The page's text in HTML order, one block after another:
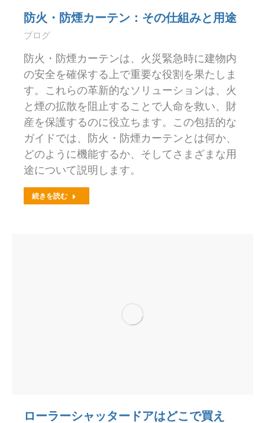
防火・防煙カーテン：その仕組みと用途
ブログ
防火・防煙カーテンは、火災緊急時に建物内
の安全を確保する上で重要な役割を果たしま
す。これらの革新的なソリューションは、火
と煙の拡散を阻止することで人命を救い、財
産を保護するのに役立ちます。この包括的な
ガイドでは、防火・防煙カーテンとは何か、
どのように機能するか、そしてさまざまな用
途について説明します。
続きを読む
ローラーシャッタードアはどこで買え